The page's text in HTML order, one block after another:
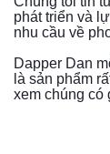
phát triển và
nhu cầu về
Dapper Dan
là sản phẩm
xem chúng có